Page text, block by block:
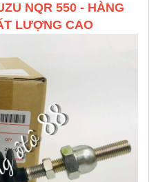
NQR 550 - HÀNG
LƯỢNG CAO